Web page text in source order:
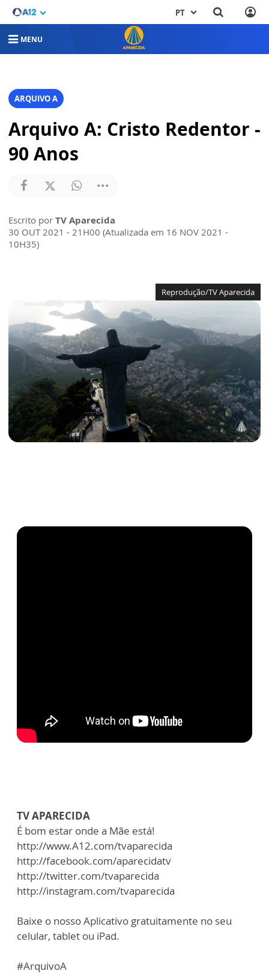
PT
MENU
ARQUIVO A
Arquivo A: Cristo Redentor -
90 Anos
Escrito por TV Aparecida
30 OUT 2021 - 21H00 (Atualizada em 16 NOV 2021 -
10H35)
Reprodução/TV Aparecida
TV APARECIDA
É bom estar onde a Mãe está!
http://www.A12.com/tvaparecida
http://facebook.com/aparecidatv
http://twitter.com/tvaparecida
http://instagram.com/tvaparecida
Baixe o nosso Aplicativo gratuitamente no seu
celular, tablet ou iPad.
#ArquivoA